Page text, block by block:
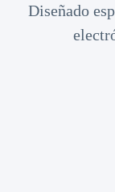
Diseñado